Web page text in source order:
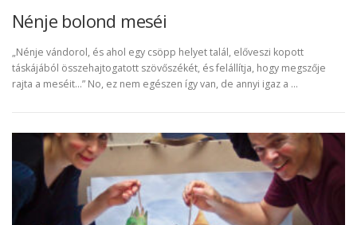
Nénje bolond meséi
„Nénje vándorol, és ahol egy csöpp helyet talál, előveszi kopott
táskájából összehajtogatott szövőszékét, és felállítja, hogy megszője
rajta a meséit…” No, ez nem egészen így van, de annyi igaz a …